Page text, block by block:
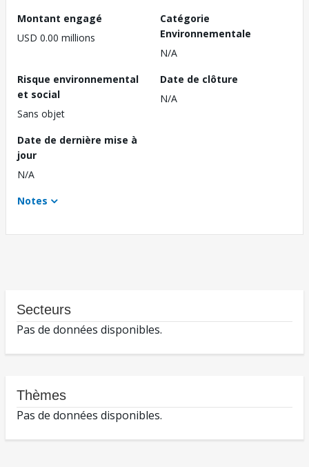
Montant engagé
USD 0.00 millions
Catégorie
Environnementale
N/A
Risque environnemental
et social
Sans objet
Date de clôture
N/A
Date de dernière mise à
jour
N/A
Notes
Secteurs
Pas de données disponibles.
Thèmes
Pas de données disponibles.